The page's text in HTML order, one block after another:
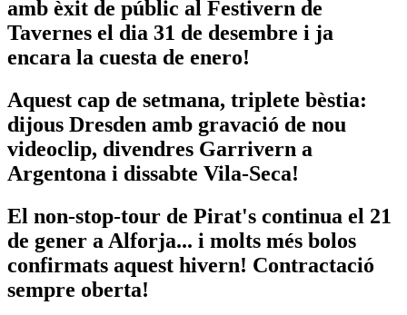
amb èxit de públic al Festivern de
Tavernes el dia 31 de desembre i ja
encara la cuesta de enero!
Aquest cap de setmana, triplete bèstia:
dijous Dresden amb gravació de nou
videoclip, divendres Garrivern a
Argentona i dissabte Vila-Seca!
El non-stop-tour de Pirat's continua el 21
de gener a Alforja... i molts més bolos
confirmats aquest hivern! Contractació
sempre oberta!